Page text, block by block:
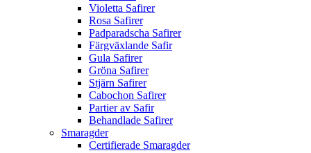
Violetta Safirer
Rosa Safirer
Padparadscha Safirer
Färgväxlande Safir
Gula Safirer
Gröna Safirer
Stjärn Safirer
Cabochon Safirer
Partier av Safir
Behandlade Safirer
Smaragder
Certifierade Smaragder